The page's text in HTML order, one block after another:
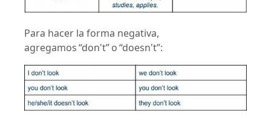
Para hacer la forma negativa,
agregamos “don't” o “doesn't”: